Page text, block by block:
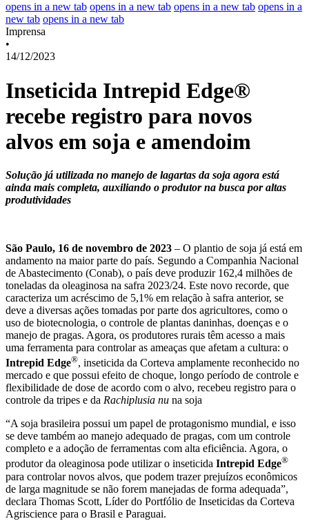
opens in a new tab opens in a new tab opens in a new tab opens in a
new tab opens in a new tab
Imprensa
•
14/12/2023
Inseticida Intrepid Edge®
recebe registro para novos
alvos em soja e amendoim
Solução já utilizada no manejo de lagartas da soja agora está
ainda mais completa, auxiliando o produtor na busca por altas
produtividades
São Paulo, 16 de novembro de 2023 – O plantio de soja já está em
andamento na maior parte do país. Segundo a Companhia Nacional
de Abastecimento (Conab), o país deve produzir 162,4 milhões de
toneladas da oleaginosa na safra 2023/24. Este novo recorde, que
caracteriza um acréscimo de 5,1% em relação à safra anterior, se
deve a diversas ações tomadas por parte dos agricultores, como o
uso de biotecnologia, o controle de plantas daninhas, doenças e o
manejo de pragas. Agora, os produtores rurais têm acesso a mais
uma ferramenta para controlar as ameaças que afetam a cultura: o
Intrepid Edge®, inseticida da Corteva amplamente reconhecido no
mercado e que possui efeito de choque, longo período de controle e
flexibilidade de dose de acordo com o alvo, recebeu registro para o
controle da tripes e da Rachiplusia nu na soja
“A soja brasileira possui um papel de protagonismo mundial, e isso
se deve também ao manejo adequado de pragas, com um controle
completo e a adoção de ferramentas com alta eficiência. Agora, o
produtor da oleaginosa pode utilizar o inseticida Intrepid Edge®
para controlar novos alvos, que podem trazer prejuízos econômicos
de larga magnitude se não forem manejadas de forma adequada”,
declara Thomas Scott, Líder do Portfólio de Inseticidas da Corteva
Agriscience para o Brasil e Paraguai.